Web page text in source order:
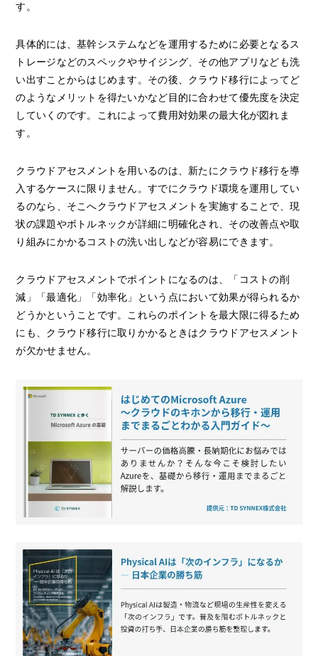
す。
具体的には、基幹システムなどを運用するために必要となるス
トレージなどのスペックやサイジング、その他アプリなども洗
い出すことからはじめます。その後、クラウド移行によってど
のようなメリットを得たいかなど目的に合わせて優先度を決定
していくのです。これによって費用対効果の最大化が図れま
す。
クラウドアセスメントを用いるのは、新たにクラウド移行を導
入するケースに限りません。すでにクラウド環境を運用してい
るのなら、そこへクラウドアセスメントを実施することで、現
状の課題やボトルネックが詳細に明確化され、その改善点や取
り組みにかかるコストの洗い出しなどが容易にできます。
クラウドアセスメントでポイントになるのは、「コストの削
減」「最適化」「効率化」という点において効果が得られるか
どうかということです。これらのポイントを最大限に得るため
にも、クラウド移行に取りかかるときはクラウドアセスメント
が欠かせません。